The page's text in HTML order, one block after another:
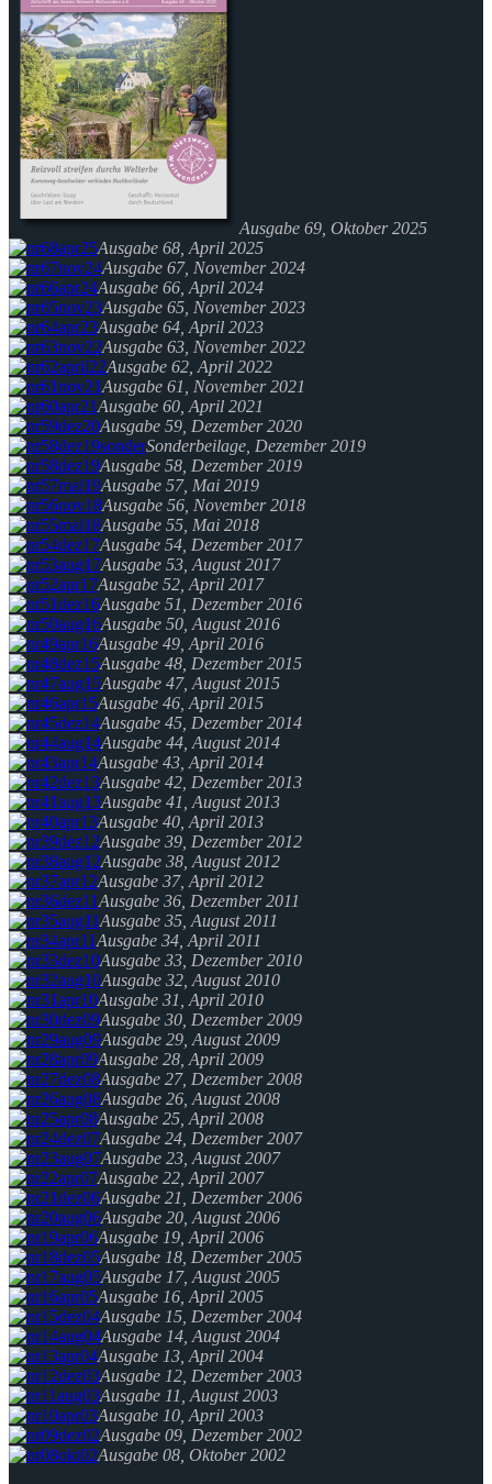
Ausgabe 69, Oktober 2025
Ausgabe 68, April 2025
Ausgabe 67, November 2024
Ausgabe 66, April 2024
Ausgabe 65, November 2023
Ausgabe 64, April 2023
Ausgabe 63, November 2022
Ausgabe 62, April 2022
Ausgabe 61, November 2021
Ausgabe 60, April 2021
Ausgabe 59, Dezember 2020
Sonderbeilage, Dezember 2019
Ausgabe 58, Dezember 2019
Ausgabe 57, Mai 2019
Ausgabe 56, November 2018
Ausgabe 55, Mai 2018
Ausgabe 54, Dezember 2017
Ausgabe 53, August 2017
Ausgabe 52, April 2017
Ausgabe 51, Dezember 2016
Ausgabe 50, August 2016
Ausgabe 49, April 2016
Ausgabe 48, Dezember 2015
Ausgabe 47, August 2015
Ausgabe 46, April 2015
Ausgabe 45, Dezember 2014
Ausgabe 44, August 2014
Ausgabe 43, April 2014
Ausgabe 42, Dezember 2013
Ausgabe 41, August 2013
Ausgabe 40, April 2013
Ausgabe 39, Dezember 2012
Ausgabe 38, August 2012
Ausgabe 37, April 2012
Ausgabe 36, Dezember 2011
Ausgabe 35, August 2011
Ausgabe 34, April 2011
Ausgabe 33, Dezember 2010
Ausgabe 32, August 2010
Ausgabe 31, April 2010
Ausgabe 30, Dezember 2009
Ausgabe 29, August 2009
Ausgabe 28, April 2009
Ausgabe 27, Dezember 2008
Ausgabe 26, August 2008
Ausgabe 25, April 2008
Ausgabe 24, Dezember 2007
Ausgabe 23, August 2007
Ausgabe 22, April 2007
Ausgabe 21, Dezember 2006
Ausgabe 20, August 2006
Ausgabe 19, April 2006
Ausgabe 18, Dezember 2005
Ausgabe 17, August 2005
Ausgabe 16, April 2005
Ausgabe 15, Dezember 2004
Ausgabe 14, August 2004
Ausgabe 13, April 2004
Ausgabe 12, Dezember 2003
Ausgabe 11, August 2003
Ausgabe 10, April 2003
Ausgabe 09, Dezember 2002
Ausgabe 08, Oktober 2002